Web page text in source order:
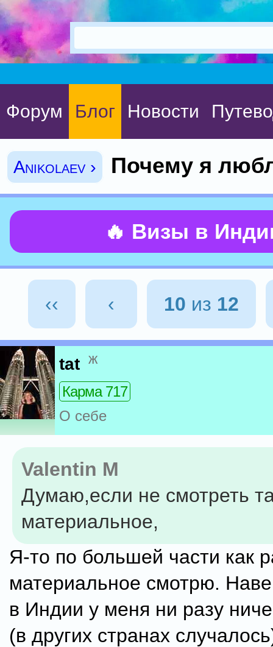
Форум Блог Новости
Anikolaev › Почему я
🔥 Визы в
‹‹ ‹ 10 из 12
tat ж
Карма 717
О себе
Valentin M
Думаю,если не смотреть
материальное,
Я-то по большей части как
материальное смотрю.
в Индии у меня ни разу
(в других странах